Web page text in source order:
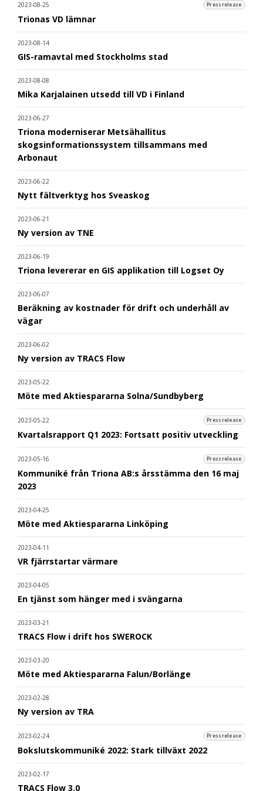
2023-08-25 Pressrelease
Trionas VD lämnar
2023-08-14
GIS-ramavtal med Stockholms stad
2023-08-08
Mika Karjalainen utsedd till VD i Finland
2023-06-27
Triona moderniserar Metsähallitus
skogsinformationssystem tillsammans med
Arbonaut
2023-06-22
Nytt fältverktyg hos Sveaskog
2023-06-21
Ny version av TNE
2023-06-19
Triona levererar en GIS applikation till Logset Oy
2023-06-07
Beräkning av kostnader för drift och underhåll av
vägar
2023-06-02
Ny version av TRACS Flow
2023-05-22
Möte med Aktiespararna Solna/Sundbyberg
2023-05-22 Pressrelease
Kvartalsrapport Q1 2023: Fortsatt positiv utveckling
2023-05-16 Pressrelease
Kommuniké från Triona AB:s årsstämma den 16 maj
2023
2023-04-25
Möte med Aktiespararna Linköping
2023-04-11
VR fjärrstartar värmare
2023-04-05
En tjänst som hänger med i svängarna
2023-03-21
TRACS Flow i drift hos SWEROCK
2023-03-20
Möte med Aktiespararna Falun/Borlänge
2023-02-28
Ny version av TRA
2023-02-24 Pressrelease
Bokslutskommuniké 2022: Stark tillväxt 2022
2023-02-17
TRACS Flow 3.0